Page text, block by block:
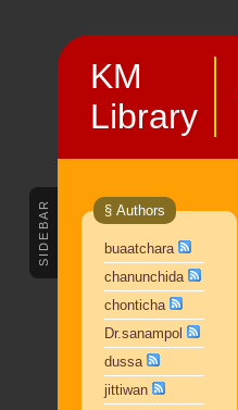
KM
Library
SIDEBAR § Authors
buaatchara
chanunchida
chonticha
Dr.sanampol
dussa
jittiwan